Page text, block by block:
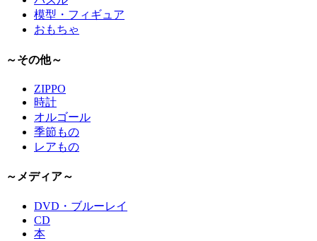
模型・フィギュア
おもちゃ
～その他～
ZIPPO
時計
オルゴール
季節もの
レアもの
～メディア～
DVD・ブルーレイ
CD
本